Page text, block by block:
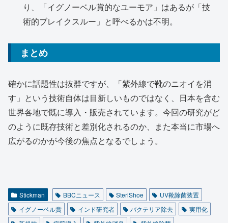
り、「イグノーベル賞的なユーモア」はあるが「技
術的ブレイクスルー」と呼べるかは不明。
まとめ
確かに話題性は抜群ですが、「紫外線で靴のニオイを消
す」という技術自体は目新しいものではなく、日本を含む
世界各地で既に導入・販売されています。今回の研究がど
のように既存技術と差別化されるのか、また本当に市場へ
広がるのかが今後の焦点となるでしょう。
Stickman BBCニュース SteriShoe
UV靴除菌装置
イグノーベル賞
インド研究者 バクテリア除去
実用化